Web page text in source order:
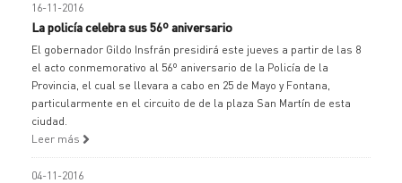
16-11-2016
La policía celebra sus 56º aniversario
El gobernador Gildo Insfrán presidirá este jueves a partir de las 8
el acto conmemorativo al 56º aniversario de la Policía de la
Provincia, el cual se llevara a cabo en 25 de Mayo y Fontana,
particularmente en el circuito de de la plaza San Martín de esta
ciudad.
Leer más
04-11-2016